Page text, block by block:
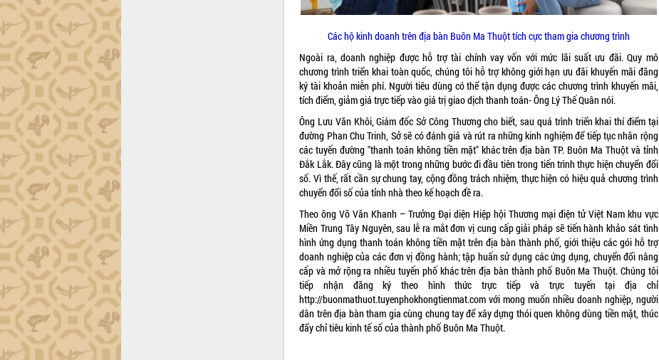
Các hộ kinh doanh trên địa bàn Buôn Ma Thuột tích cực tham gia chương trình
Ngoài ra, doanh nghiệp được hỗ trợ tài chính vay vốn với mức lãi suất ưu đãi. Quy mô
chương trình triển khai toàn quốc, chúng tôi hỗ trợ không giới hạn ưu đãi khuyến mãi đăng
ký tài khoản miễn phí. Người tiêu dùng có thể tận dụng được các chương trình khuyến mãi,
tích điểm, giảm giá trực tiếp vào giá trị giao dịch thanh toán- Ông Lý Thế Quân nói.
Ông Lưu Văn Khôi, Giám đốc Sở Công Thương cho biết, sau quá trình triển khai thí điểm tại
đường Phan Chu Trinh, Sở sẽ có đánh giá và rút ra những kinh nghiệm để tiếp tục nhân rộng
các tuyến đường "thanh toán không tiền mặt" khác trên địa bàn TP. Buôn Ma Thuột và tỉnh
Đắk Lắk. Đây cũng là một trong những bước đi đầu tiên trong tiến trình thực hiện chuyển đổi
số. Vì thế, rất cần sự chung tay, cộng đồng trách nhiệm, thực hiện có hiệu quả chương trình
chuyển đổi số của tỉnh nhà theo kế hoạch đề ra.
Theo ông Võ Văn Khanh – Trưởng Đại diện Hiệp hội Thương mại điện tử Việt Nam khu vực
Miền Trung Tây Nguyên, sau lễ ra mắt đơn vị cung cấp giải pháp sẽ tiến hành khảo sát tình
hình ứng dụng thanh toán không tiền mặt trên địa bàn thành phố, giới thiệu các gói hỗ trợ
doanh nghiệp của các đơn vị đồng hành; tập huấn sử dụng các ứng dụng, chuyển đổi nâng
cấp và mở rộng ra nhiều tuyến phố khác trên địa bàn thành phố Buôn Ma Thuột. Chúng tôi
tiếp nhận đăng ký theo hình thức trực tiếp và trực tuyến tại địa chỉ
http://buonmathuot.tuyenphokhongtienmat.com với mong muốn nhiều doanh nghiệp, người
dân trên địa bàn tham gia cùng chung tay để xây dựng thói quen không dùng tiền mặt, thúc
đẩy chỉ tiêu kinh tế số của thành phố Buôn Ma Thuột.